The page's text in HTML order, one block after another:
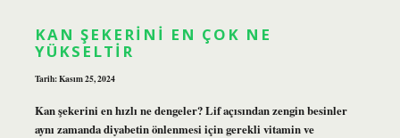
KAN ŞEKERINI EN ÇOK NE
YÜKSELTIR
Tarih: Kasım 25, 2024
Kan şekerini en hızlı ne dengeler? Lif açısından zengin besinler
aynı zamanda diyabetin önlenmesi için gerekli vitamin ve